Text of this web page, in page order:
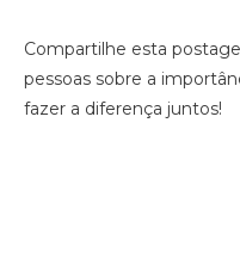
Compartilhe esta
pessoas sobre a
fazer a diferença juntos!